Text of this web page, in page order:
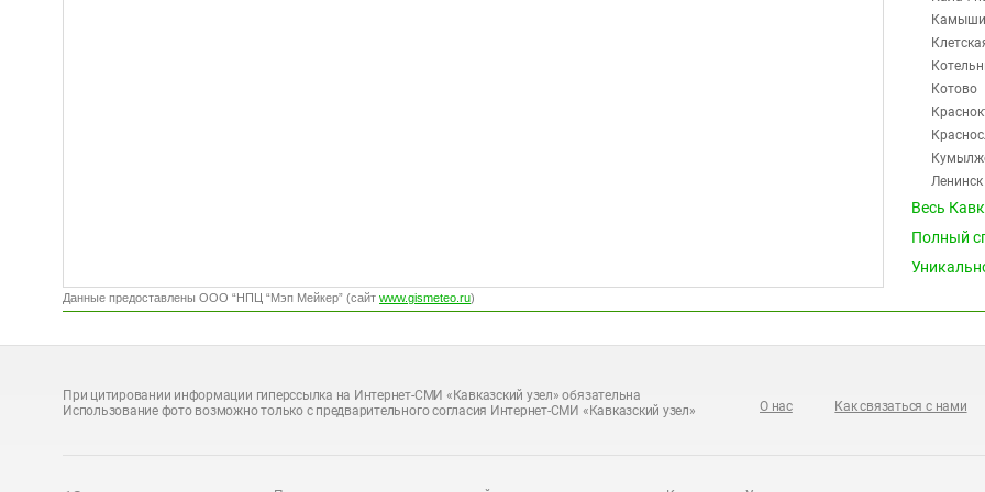
Котово
Ленинск
Весь
Полный
Данные предоставлены ООО “НПЦ “Мэп Мейкер” (сайт www.gismeteo.ru)
При цитировании информации гиперссылка на Интернет-СМИ «Кавказский узел» обязательна
Использование фото возможно только с предварительного согласия Интернет-СМИ «Кавказский узел»
О нас Как связаться с нами